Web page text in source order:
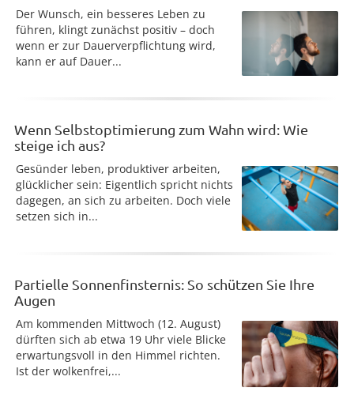
Der Wunsch, ein besseres Leben zu
führen, klingt zunächst positiv – doch
wenn er zur Dauerverpflichtung wird,
kann er auf Dauer...
Wenn Selbstoptimierung zum Wahn wird: Wie
steige ich aus?
Gesünder leben, produktiver arbeiten,
glücklicher sein: Eigentlich spricht nichts
dagegen, an sich zu arbeiten. Doch viele
setzen sich in...
Partielle Sonnenfinsternis: So schützen Sie Ihre
Augen
Am kommenden Mittwoch (12. August)
dürften sich ab etwa 19 Uhr viele Blicke
erwartungsvoll in den Himmel richten.
Ist der wolkenfrei,...